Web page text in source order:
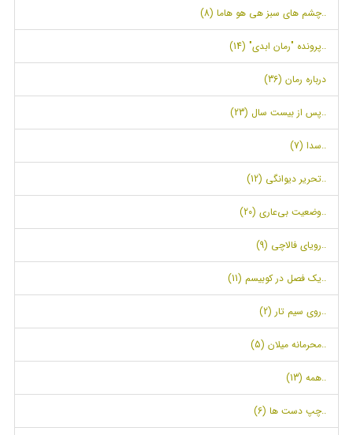
..چشم های سبز هی هو هاما (8)
..پرونده "رمان ابدی" (14)
درباره رمان (36)
..پس از بیست سال (23)
..سدا (7)
..تحریر دیوانگی (12)
..وضعیت بی‌عاری (20)
..رویای فالاچی (9)
..یک فصل در کوبیسم (11)
..روی سیم تار (2)
..محرمانه میلان (5)
..همه (13)
..چپ دست ها (6)